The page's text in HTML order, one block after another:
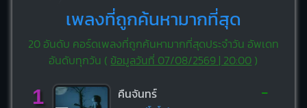
เพลงที่ถูกค้นหามากที่สุด
20 อันดับ คอร์ดเพลงที่ถูกค้นหามากที่สุดประจำวัน อัพเดท
อันดับทุกวัน ( ข้อมูลวันที่ 07/08/2569 | 20:00 )
1 คืนจันทร์ -